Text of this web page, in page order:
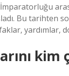
Bu tarihten
yardımlar,
kim